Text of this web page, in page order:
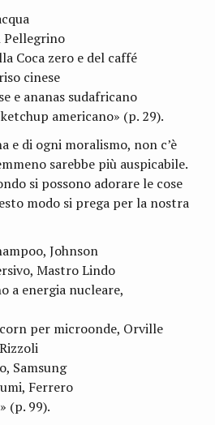
Pellegrino
Coca zero e del caffé
cinese
e ananas sudafricano
americano» (p. 29).
e di ogni moralismo, non c’è
sarebbe più auspicabile.
si possono adorare le cose
modo si prega per la nostra
Johnson
Mastro Lindo
a energia nucleare,
per microonde, Orville
Samsung
Ferrero
(p. 99).